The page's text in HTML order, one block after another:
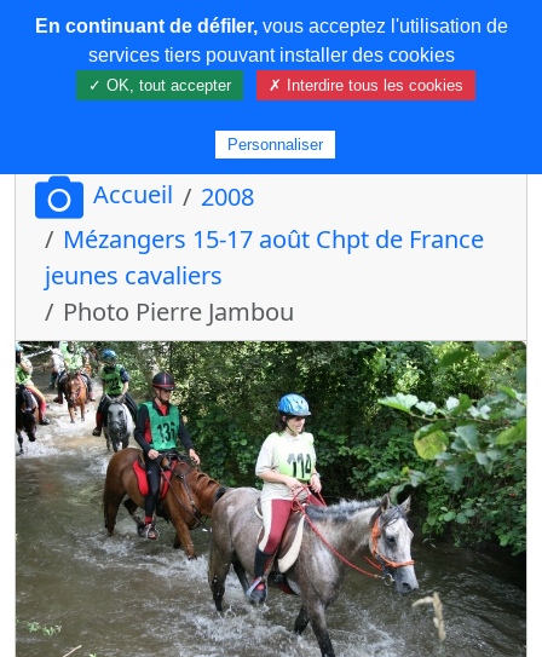
COREMA
Accueil
2008
Mézangers 15-17 août Chpt de France
jeunes cavaliers
Photo Pierre Jambou
En continuant de défiler,vous acceptez l'utilisation de
services tiers pouvant installer des cookies
✓ OK, tout accepter ✗ Interdire tous les cookies
Personnaliser